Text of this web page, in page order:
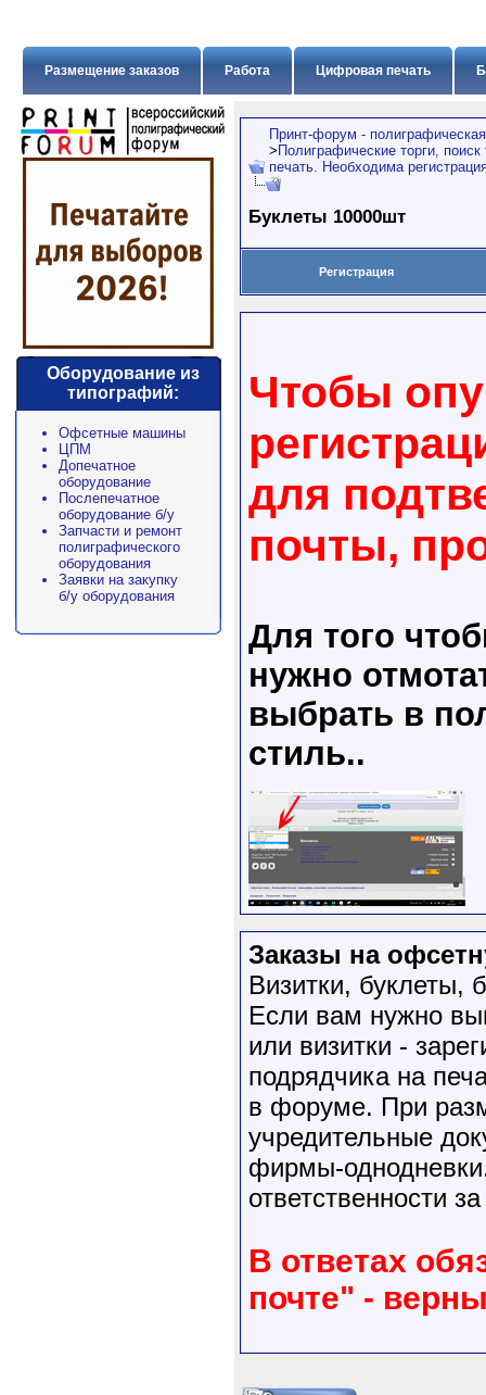
Цифровая печать
Работа
Размещение заказов
Оборудование из
типографий:
Офсетные машины
ЦПМ
Допечатное
оборудование
Послепечатное
оборудование б/у
Запчасти и ремонт
полиграфического
оборудования
Заявки на закупку
б/у оборудования
Принт-форум -
> Полиграфические торги,
печать. Необходима
Буклеты 10000шт
Регистрация
Чтобы
для
почты,
Для того
нужно
выбрать в
стиль..
Заказы на
Визитки, буклеты,
Если вам нужно
или визитки -
подрядчика на
в форуме. При
учредительные
фирмы-
ответственности
В ответах
почте" -